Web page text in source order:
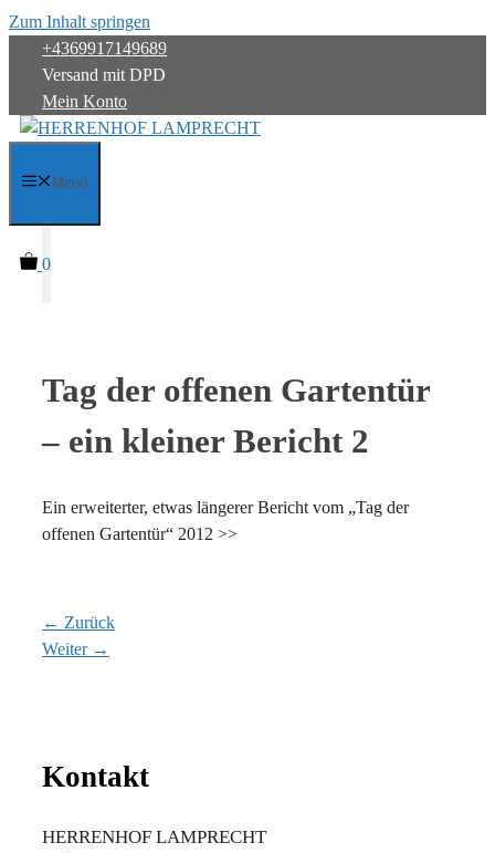
Zum Inhalt springen
+4369917149689
Versand mit DPD
Mein Konto
Menü
0
Tag der offenen Gartentür
– ein kleiner Bericht 2
Ein erweiterter, etwas längerer Bericht vom „Tag der
offenen Gartentür“ 2012 >>
← Zurück
Weiter →
Kontakt
HERRENHOF LAMPRECHT